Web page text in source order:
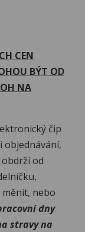
CEN
BÝT OD
NA
čip
objednávání,
od
nebo
dny
stravy na